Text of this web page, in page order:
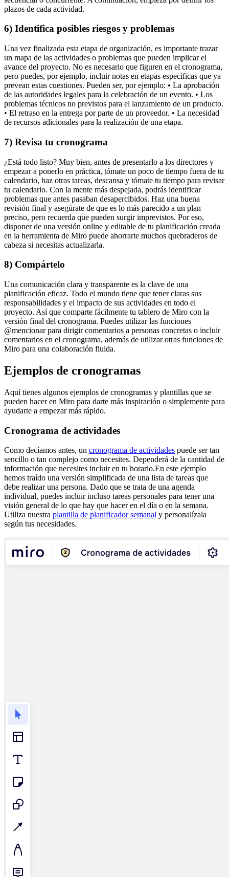
plazos de cada actividad.
6) Identifica posibles riesgos y problemas
Una vez finalizada esta etapa de organización, es importante trazar
un mapa de las actividades o problemas que pueden implicar el
avance del proyecto. No es necesario que figuren en el cronograma,
pero puedes, por ejemplo, incluir notas en etapas específicas que ya
prevean estas cuestiones. Pueden ser, por ejemplo: • La aprobación
de las autoridades legales para la celebración de un evento. • Los
problemas técnicos no previstos para el lanzamiento de un producto.
• El retraso en la entrega por parte de un proveedor. • La necesidad
de recursos adicionales para la realización de una etapa.
7) Revisa tu cronograma
¿Está todo listo? Muy bien, antes de presentarlo a los directores y
empezar a ponerlo en práctica, tómate un poco de tiempo fuera de tu
calendario, haz otras tareas, descansa y tómate tu tiempo para revisar
tu calendario. Con la mente más despejada, podrás identificar
problemas que antes pasaban desapercibidos. Haz una buena
revisión final y asegúrate de que es lo más parecido a un plan
preciso, pero recuerda que pueden surgir imprevistos. Por eso,
disponer de una versión online y editable de tu planificación creada
en la herramienta de Miro puede ahorrarte muchos quebraderos de
cabeza si necesitas actualizarla.
8) Compártelo
Una comunicación clara y transparente es la clave de una
planificación eficaz. Todo el mundo tiene que tener claras sus
responsabilidades y el impacto de sus actividades en todo el
proyecto. Así que comparte fácilmente tu tablero de Miro con la
versión final del cronograma. Puedes utilizar las funciones
@mencionar para dirigir comentarios a personas concretas o incluir
comentarios en el cronograma, además de utilizar otras funciones de
Miro para una colaboración fluida.
Ejemplos de cronogramas
Aquí tienes algunos ejemplos de cronogramas y plantillas que se
pueden hacer en Miro para darte más inspiración o simplemente para
ayudarte a empezar más rápido.
Cronograma de actividades
Como decíamos antes, un cronograma de actividades puede ser tan
sencillo o tan complejo como necesites. Dependerá de la cantidad de
información que necesites incluir en tu horario.En este ejemplo
hemos traído una versión simplificada de una lista de tareas que
debe realizar una persona. Dado que se trata de una agenda
individual, puedes incluir incluso tareas personales para tener una
visión general de lo que hay que hacer en el día o en la semana.
Utiliza nuestra plantilla de planificador semanal y personalízala
según tus necesidades.